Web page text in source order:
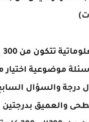
موضوعية اختيار
درجة والسؤال
والعميق بدرجتين